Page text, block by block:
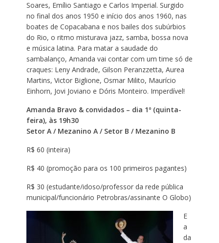
Soares, Emílio Santiago e Carlos Imperial. Surgido
no final dos anos 1950 e início dos anos 1960, nas
boates de Copacabana e nos bailes dos subúrbios
do Rio, o ritmo misturava jazz, samba, bossa nova
e música latina. Para matar a saudade do
sambalanço, Amanda vai contar com um time só de
craques: Leny Andrade, Gilson Peranzzetta, Aurea
Martins, Victor Biglione, Osmar Milito, Maurício
Einhorn, Jovi Joviano e Dóris Monteiro. Imperdível!
Amanda Bravo & convidados – dia 1º (quinta-
feira), às 19h30
Setor A / Mezanino A / Setor B / Mezanino B
R$ 60 (inteira)
R$ 40 (promoção para os 100 primeiros pagantes)
R$ 30 (estudante/idoso/professor da rede pública
municipal/funcionário Petrobras/assinante O Globo)
E
a
da